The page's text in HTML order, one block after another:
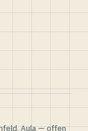
Aula — offen